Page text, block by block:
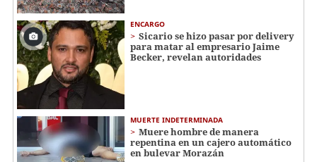
ENCARGO
Sicario se hizo pasar por delivery
para matar al empresario Jaime
Becker, revelan autoridades
MUERTE INDETERMINADA
Muere hombre de manera
repentina en un cajero automático
en bulevar Morazán